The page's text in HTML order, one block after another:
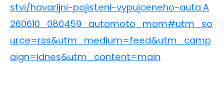
stvi/havarijni-pojisteni-vypujceneho-auta.A
260610_080459_automoto_mom#utm_so
urce=rss&utm_medium=feed&utm_camp
aign=idnes&utm_content=main